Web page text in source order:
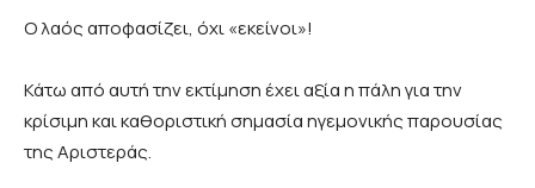
Ο λαός αποφασίζει, όχι «εκείνοι»!
Κάτω από αυτή την εκτίμηση έχει αξία η πάλη για την
κρίσιμη και καθοριστική σημασία ηγεμονικής παρουσίας
της Αριστεράς.